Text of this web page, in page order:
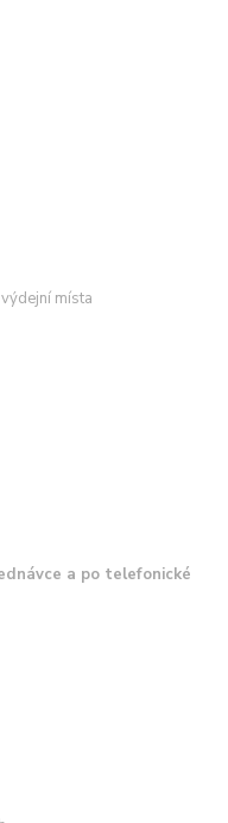
místa
a po telefonické